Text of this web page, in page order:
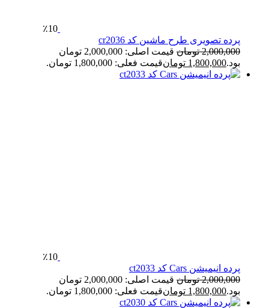
٪10
پرده تصویری طرح ماشین کد cr2036
2,000,000 تومان
قیمت اصلی: 2,000,000 تومان
بود.1,800,000 تومانقیمت فعلی: 1,800,000 تومان.
٪10
پرده انیمیشن Cars کد ct2033
2,000,000 تومان
قیمت اصلی: 2,000,000 تومان
بود.1,800,000 تومانقیمت فعلی: 1,800,000 تومان.